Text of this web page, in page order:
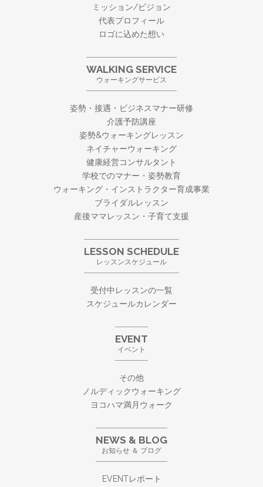
ミッション/ビジョン
代表プロフィール
ロゴに込めた想い
WALKING SERVICE
ウォーキングサービス
姿勢・接遇・ビジネスマナー研修
介護予防講座
姿勢&ウォーキングレッスン
ネイチャーウォーキング
健康経営コンサルタント
学校でのマナー・姿勢教育
ウォーキング・ インストラクター育成事業
ブライダルレッスン
産後ママレッスン・子育て支援
LESSON SCHEDULE
レッスンスケジュール
受付中レッスンの一覧
スケジュールカレンダー
EVENT
イベント
その他
ノルディックウォーキング
ヨコハマ満月ウォーク
NEWS & BLOG
お知らせ ＆ ブログ
EVENTレポート